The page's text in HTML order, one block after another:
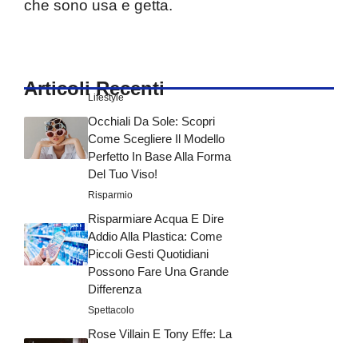
che sono usa e getta.
Articoli Recenti
Lifestyle
Occhiali Da Sole: Scopri
Come Scegliere Il Modello
Perfetto In Base Alla Forma
Del Tuo Viso!
Risparmio
Risparmiare Acqua E Dire
Addio Alla Plastica: Come
Piccoli Gesti Quotidiani
Possono Fare Una Grande
Differenza
Spettacolo
Rose Villain E Tony Effe: La